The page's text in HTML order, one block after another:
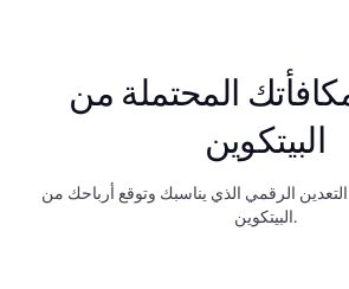
المحتملة من
البيتكوين
الرقمي الذي يناسبك وتوقع أرباحك من
البيتكوين.